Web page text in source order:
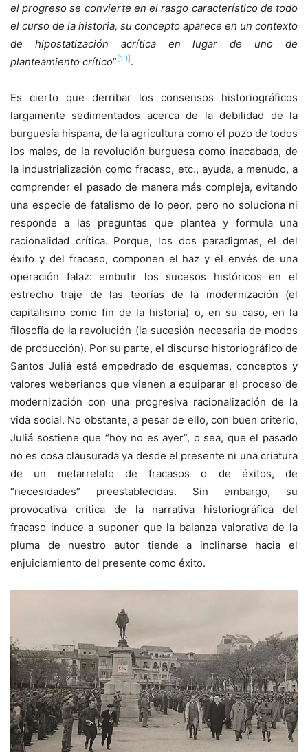
el progreso se convierte en el rasgo característico de todo
el curso de la historia, su concepto aparece en un contexto
de hipostatización acrítica en lugar de uno de
planteamiento crítico” [19] .
Es cierto que derribar los consensos historiográficos
largamente sedimentados acerca de la debilidad de la
burguesía hispana, de la agricultura como el pozo de todos
los males, de la revolución burguesa como inacabada, de
la industrialización como fracaso, etc., ayuda, a menudo, a
comprender el pasado de manera más compleja, evitando
una especie de fatalismo de lo peor, pero no soluciona ni
responde a las preguntas que plantea y formula una
racionalidad crítica. Porque, los dos paradigmas, el del
éxito y del fracaso, componen el haz y el envés de una
operación falaz: embutir los sucesos históricos en el
estrecho traje de las teorías de la modernización (el
capitalismo como fin de la historia) o, en su caso, en la
filosofía de la revolución (la sucesión necesaria de modos
de producción). Por su parte, el discurso historiográfico de
Santos Juliá está empedrado de esquemas, conceptos y
valores weberianos que vienen a equiparar el proceso de
modernización con una progresiva racionalización de la
vida social. No obstante, a pesar de ello, con buen criterio,
Juliá sostiene que “hoy no es ayer”, o sea, que el pasado
no es cosa clausurada ya desde el presente ni una criatura
de un metarrelato de fracasos o de éxitos, de
“necesidades” preestablecidas. Sin embargo, su
provocativa crítica de la narrativa historiográfica del
fracaso induce a suponer que la balanza valorativa de la
pluma de nuestro autor tiende a inclinarse hacia el
enjuiciamiento del presente como éxito.